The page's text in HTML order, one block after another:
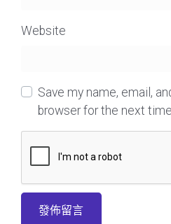
Website
Save my name, email,
browser for the next